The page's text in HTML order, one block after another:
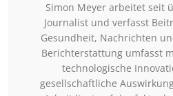
Simon Meyer arbeitet seit
Journalist und verfasst
Gesundheit, Nachrichten
Berichterstattung umfasst
technologische
gesellschaftliche